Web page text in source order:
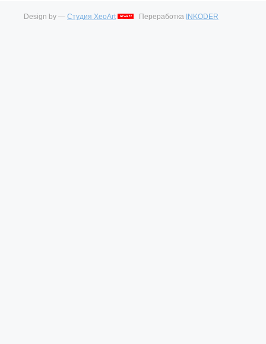
Design by — Студия XeoArt Переработка INKODER